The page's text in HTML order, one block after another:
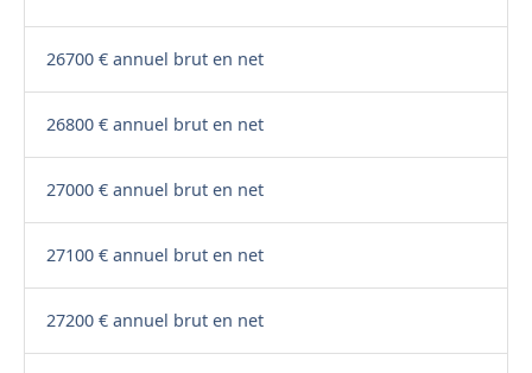
26700 € annuel brut en net
26800 € annuel brut en net
27000 € annuel brut en net
27100 € annuel brut en net
27200 € annuel brut en net